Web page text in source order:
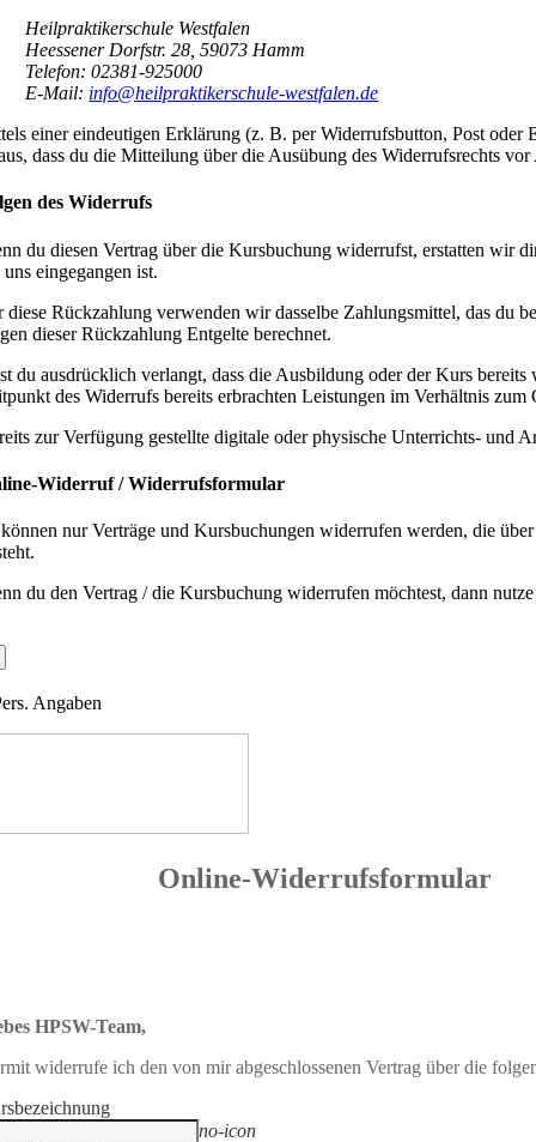
Heilpraktikerschule Westfalen
Heessener Dorfstr. 28, 59073 Hamm
Telefon: 02381-925000
E-Mail: info@heilpraktikerschule-westfalen.de
einer eindeutigen Erklärung (z. B. per Widerrufsbutton, Post
dass du die Mitteilung über die Ausübung des Widerrufsrechts
des Widerrufs
du diesen Vertrag über die Kursbuchung widerrufst, erstatten wir
uns eingegangen ist.
diese Rückzahlung verwenden wir dasselbe Zahlungsmittel, das du
dieser Rückzahlung Entgelte berechnet.
du ausdrücklich verlangt, dass die Ausbildung oder der Kurs
des Widerrufs bereits erbrachten Leistungen im Verhältnis
zur Verfügung gestellte digitale oder physische Unterrichts- und
Widerruf / Widerrufsformular
nur Verträge und Kursbuchungen widerrufen werden, die
du den Vertrag / die Kursbuchung widerrufen möchtest, dann
Angaben
Online-Widerrufsformular
HPSW-Team,
widerrufe ich den von mir abgeschlossenen Vertrag über die
no-icon